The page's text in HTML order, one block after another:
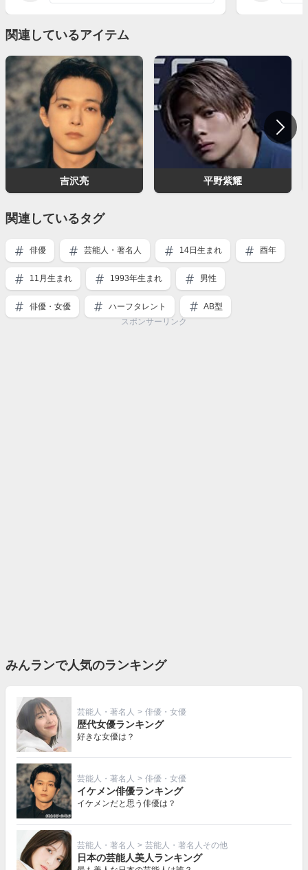
関連しているアイテム
吉沢亮 平野紫耀
関連しているタグ
俳優 芸能人・著名人 14日生まれ 酉年
11月生まれ 1993年生まれ 男性
俳優・女優 ハーフタレント
AB型
スポンサーリンク
みんランで人気のランキング
芸能人・著名人 > 俳優・女優
歴代女優ランキング
好きな女優は？
芸能人・著名人 > 俳優・女優
イケメン俳優ランキング
イケメンだと思う俳優は？
芸能人・著名人 > 芸能人・著名人その他
日本の芸能人美人ランキング